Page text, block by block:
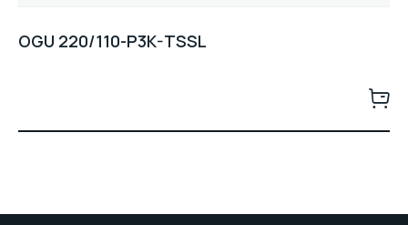
OGU 220/110-P3K-TSSL